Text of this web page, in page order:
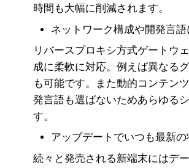
時間も大幅に削減されます。
ネットワーク構成や開発言
リバースプロキシ方式ゲートウ
成に柔軟に対応。例えば異なる
も可能です。また動的コンテン
発言語も選ばないためあらゆる
す。
アップデートでいつも最新
続々と発売される新端末にはデ